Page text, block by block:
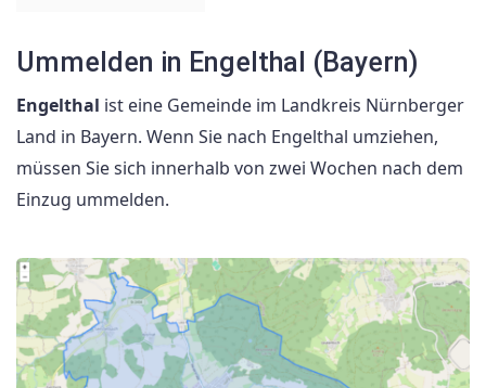
Ummelden in Engelthal (Bayern)
Engelthal ist eine Gemeinde im Landkreis Nürnberger
Land in Bayern. Wenn Sie nach Engelthal umziehen,
müssen Sie sich innerhalb von zwei Wochen nach dem
Einzug ummelden.